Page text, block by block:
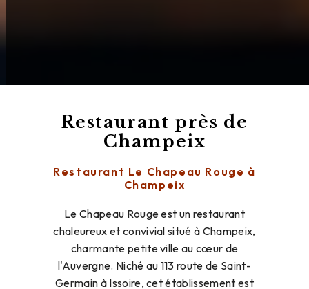
Restaurant près de
Champeix
Restaurant Le Chapeau Rouge à
Champeix
Le Chapeau Rouge est un restaurant
chaleureux et convivial situé à Champeix,
charmante petite ville au cœur de
l'Auvergne. Niché au 113 route de Saint-
Germain à Issoire, cet établissement est